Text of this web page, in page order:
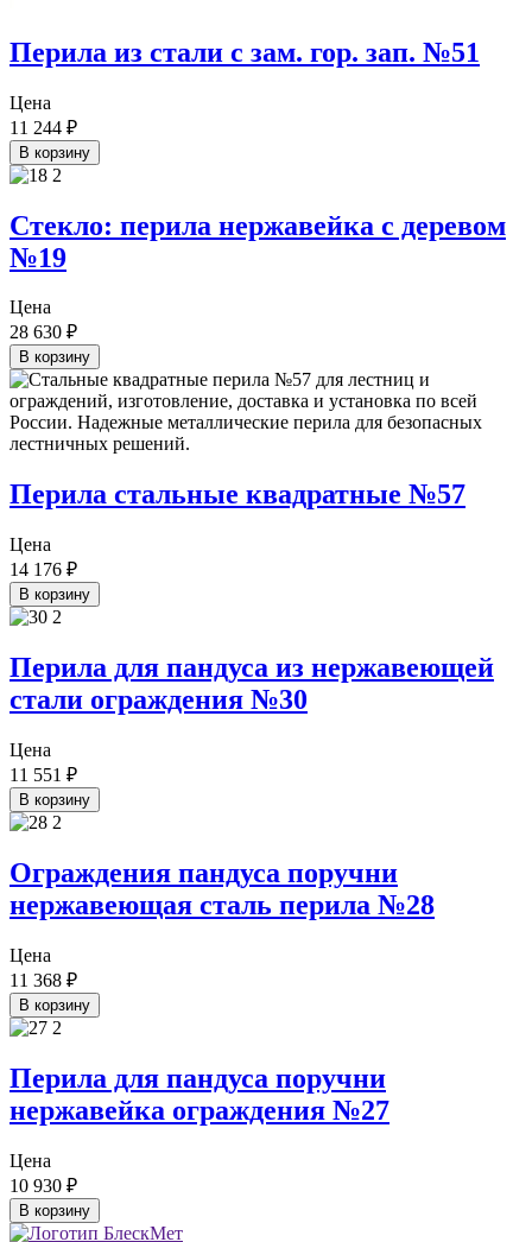
Перила из стали с зам. гор. зап. №51
Цена
11 244 ₽
В корзину
Стекло: перила нержавейка с деревом
№19
Цена
28 630 ₽
В корзину
Перила стальные квадратные №57
Цена
14 176 ₽
В корзину
Перила для пандуса из нержавеющей
стали ограждения №30
Цена
11 551 ₽
В корзину
Ограждения пандуса поручни
нержавеющая сталь перила №28
Цена
11 368 ₽
В корзину
Перила для пандуса поручни
нержавейка ограждения №27
Цена
10 930 ₽
В корзину